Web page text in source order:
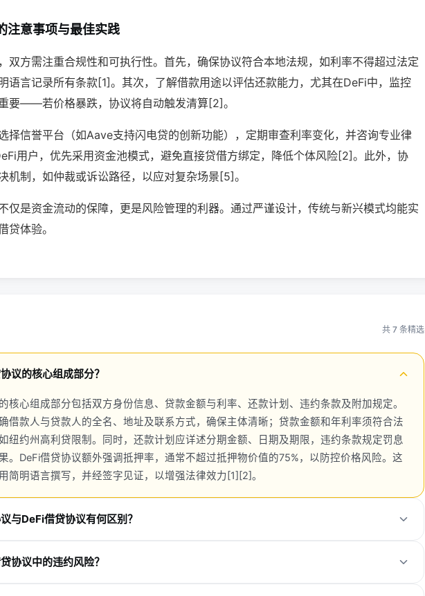
注意事项与最佳实践
双方需注重合规性和可执行性。首先，确保协议符合本地法规，如利率不得超过法定
语言记录所有条款[1]。其次，了解借款用途以评估还款能力，尤其在DeFi中，监控
要——若价格暴跌，协议将自动触发清算[2]。
择信誉平台（如Aave支持闪电贷的创新功能），定期审查利率变化，并咨询专业律
用户，优先采用资金池模式，避免直接贷借方绑定，降低个体风险[2]。此外，协
机制，如仲裁或诉讼路径，以应对复杂场景[5]。
仅是资金流动的保障，更是风险管理的利器。通过严谨设计，传统与新兴模式均能实
贷体验。
共 7 条精选
议的核心组成部分？
核心组成部分包括双方身份信息、贷款金额与利率、还款计划、违约条款及附加规定。
借款人与贷款人的全名、地址及联系方式，确保主体清晰；贷款金额和年利率须符合法
纽约州高利贷限制。同时，还款计划应详述分期金额、日期及期限，违约条款规定罚息
。DeFi借贷协议额外强调抵押率，通常不超过抵押物价值的75%，以防控价格风险。这
简明语言撰写，并经签字见证，以增强法律效力[1][2]。
与DeFi借贷协议有何区别？
DeFi借贷协议则基于区块链智能合约，去中心化运行，无需中介，用户通过资金池存借加
协议中的违约风险？